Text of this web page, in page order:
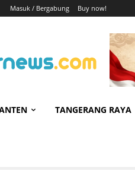
Masuk / Bergabung Buy now!
TANGERANG RAYA